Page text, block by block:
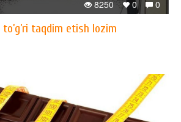
0
0
8250
taqdim etish lozim